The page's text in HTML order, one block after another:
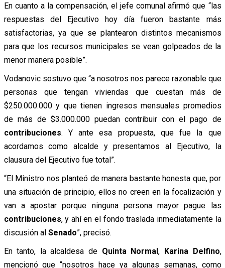
En cuanto a la compensación, el jefe comunal afirmó que “las
respuestas del Ejecutivo hoy día fueron bastante más
satisfactorias, ya que se plantearon distintos mecanismos
para que los recursos municipales se vean golpeados de la
menor manera posible”.
Vodanovic sostuvo que “a nosotros nos parece razonable que
personas que tengan viviendas que cuestan más de
$250.000.000 y que tienen ingresos mensuales promedios
de más de $3.000.000 puedan contribuir con el pago de
contribuciones. Y ante esa propuesta, que fue la que
acordamos como alcalde y presentamos al Ejecutivo, la
clausura del Ejecutivo fue total”.
“El Ministro nos planteó de manera bastante honesta que, por
una situación de principio, ellos no creen en la focalización y
van a apostar porque ninguna persona mayor pague las
contribuciones, y ahí en el fondo traslada inmediatamente la
discusión al Senado”, precisó.
En tanto, la alcaldesa de Quinta Normal, Karina Delfino,
mencionó que “nosotros hace ya algunas semanas, como